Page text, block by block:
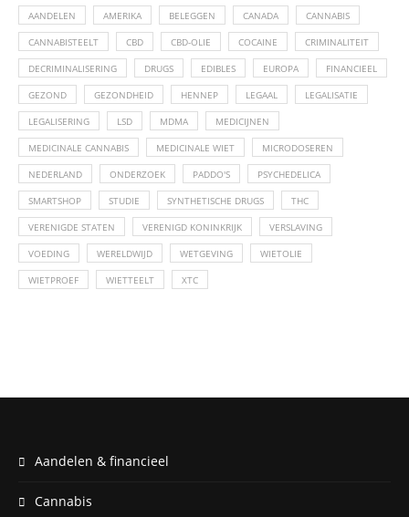
AANDELEN AMERIKA BELEGGEN CANADA CANNABIS
CANNABISTEELT CBD CBD-OLIE COCAINE CRIMINALITEIT
DECRIMINALISERING DRUGS EDIBLES EUROPA FINANCIEEL
GEZOND GEZONDHEID HENNEP LEGAAL LEGALISATIE
LEGALISERING LSD MDMA MEDICIJNEN
MEDICINALE CANNABIS MEDICINALE WIET MICRODOSEREN
NEDERLAND ONDERZOEK PADDO'S PSYCHEDELICA
SMARTSHOP STUDIE SYNTHETISCHE DRUGS THC
VERENIGDE STATEN VERENIGD KONINKRIJK VERSLAVING
VOEDING WERELDWIJD WETGEVING WIETOLIE
WIETPROEF WIETTEELT XTC
Aandelen & financieel
Cannabis